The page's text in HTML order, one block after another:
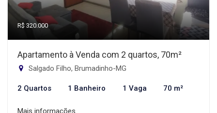
R$ 320.000
Apartamento à Venda com 2 quartos, 70m²
Salgado Filho, Brumadinho-MG
2 Quartos 1 Banheiro 1 Vaga 70 m²
Mais informações